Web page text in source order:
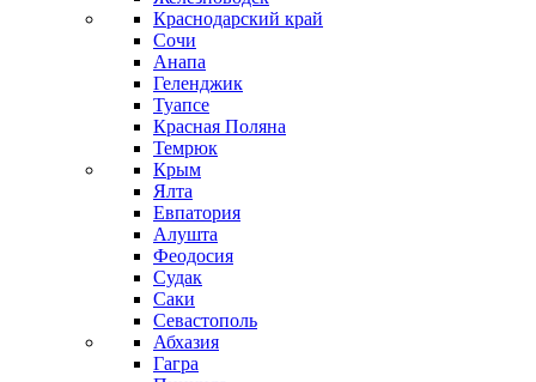
Краснодарский край
Сочи
Анапа
Геленджик
Туапсе
Красная Поляна
Темрюк
Крым
Ялта
Евпатория
Алушта
Феодосия
Судак
Саки
Севастополь
Абхазия
Гагра